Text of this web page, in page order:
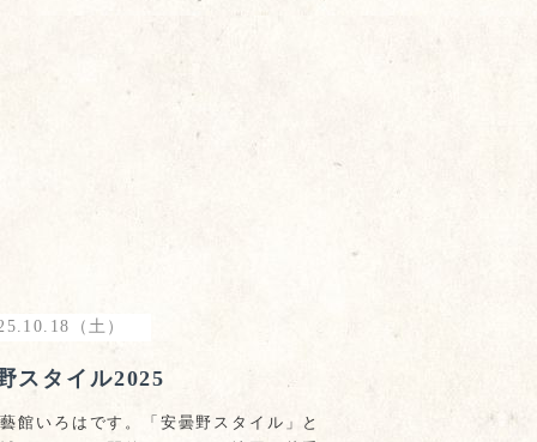
（土）
スタイル2025
館いろはです。「安曇野スタイル」と